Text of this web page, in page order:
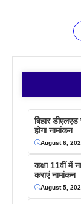
बिहार
होगा नामांकन
August 6,
कक्षा 11वीं में
कराएं नामांकन
August 5,